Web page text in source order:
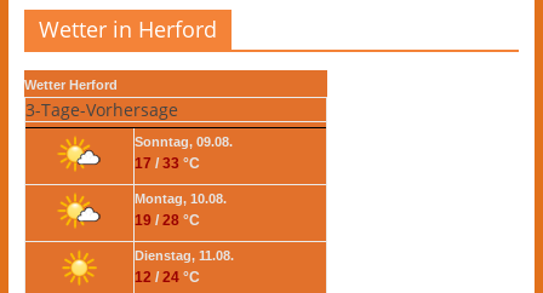
Wetter in Herford
Wetter Herford
3-Tage-Vorhersage
Sonntag, 09.08.
17 / 33 °C
Montag, 10.08.
19/ 28°C
Dienstag, 11.08.
12 / 24°C